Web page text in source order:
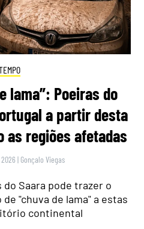
lama”: Poeiras do
a partir desta
as regiões afetadas
| Gonçalo Viegas
Saara pode trazer o
"chuva de lama" a estas
continental